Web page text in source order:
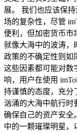
展。 我们也应该保
场的复杂性，尽管
便利，但加密货币市
就像大海中的波涛，
政策的不确定性则如
这些因素都可能对数
响，用户在使用
持谨慎的态度，充分
汹涌的大海中航行时
确保自己的资产安全
中的一颗璀璨明星，